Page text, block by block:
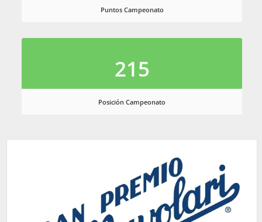
Puntos Campeonato
215
Posición Campeonato